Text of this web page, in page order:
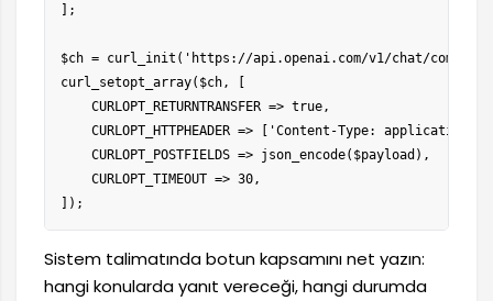
];
$ch = curl_init('https://api.openai.com/v1/chat/
curl_setopt_array($ch, [
    CURLOPT_RETURNTRANSFER => true,
CURLOPT_HTTPHEADER => ['Content-Type: application/
    CURLOPT_POSTFIELDS => json_encode($payload),
    CURLOPT_TIMEOUT => 30,
]);
Sistem talimatında botun kapsamını net yazın:
hangi konularda yanıt vereceği, hangi durumda